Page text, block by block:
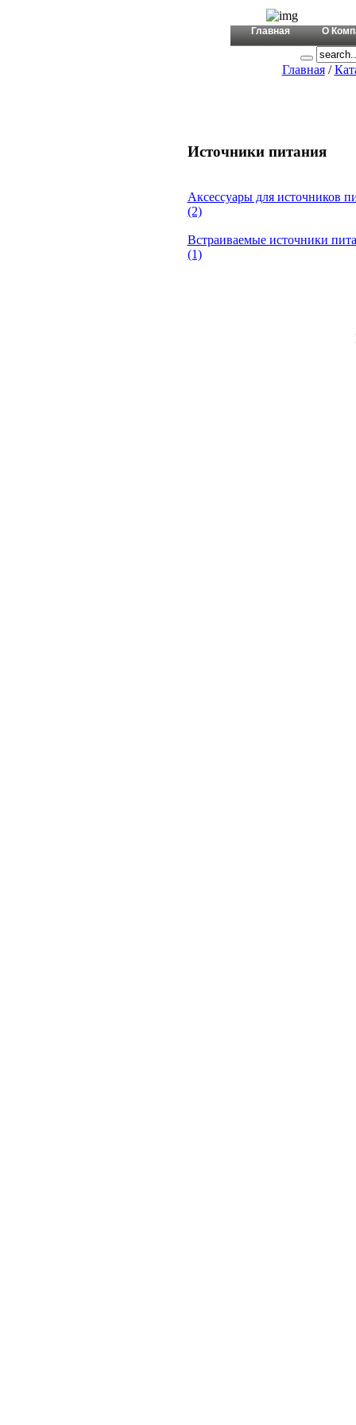
Главная О
Главная/
Источники питания
Аксессуары для источников
(2)
Встраиваемые источники
(1)